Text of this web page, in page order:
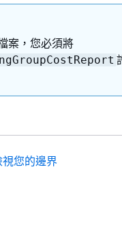
案，您必須將
您的邊界